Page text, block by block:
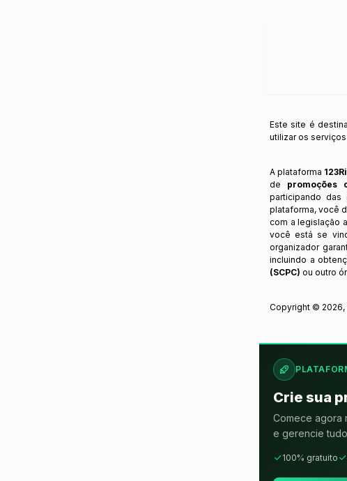
Este site é
utilizar os
A plataforma
de promoções
participando das
plataforma, você
com a legislação
você está se
organizador
incluindo a
(SCPC) ou outro
Copyright © 2026,
Crie sua
Comece agora
e gerencie
100% gratuito